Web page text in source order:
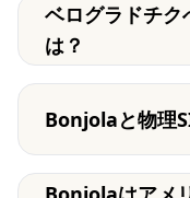
ベログラドチ
は？
Bonjolaと物理